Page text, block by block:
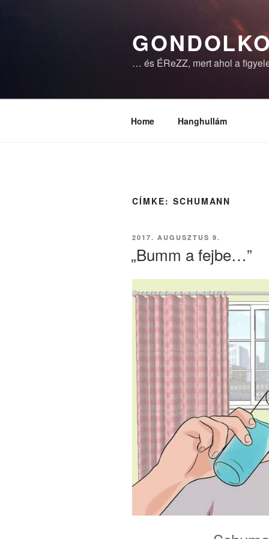
… és ÉReZZ, mert ahol a
Home Hanghullám
CÍMKE: SCHUMANN
BEKÜLDVE:
2017. AUGUSZTUS 9.
„Bumm a fejbe…”